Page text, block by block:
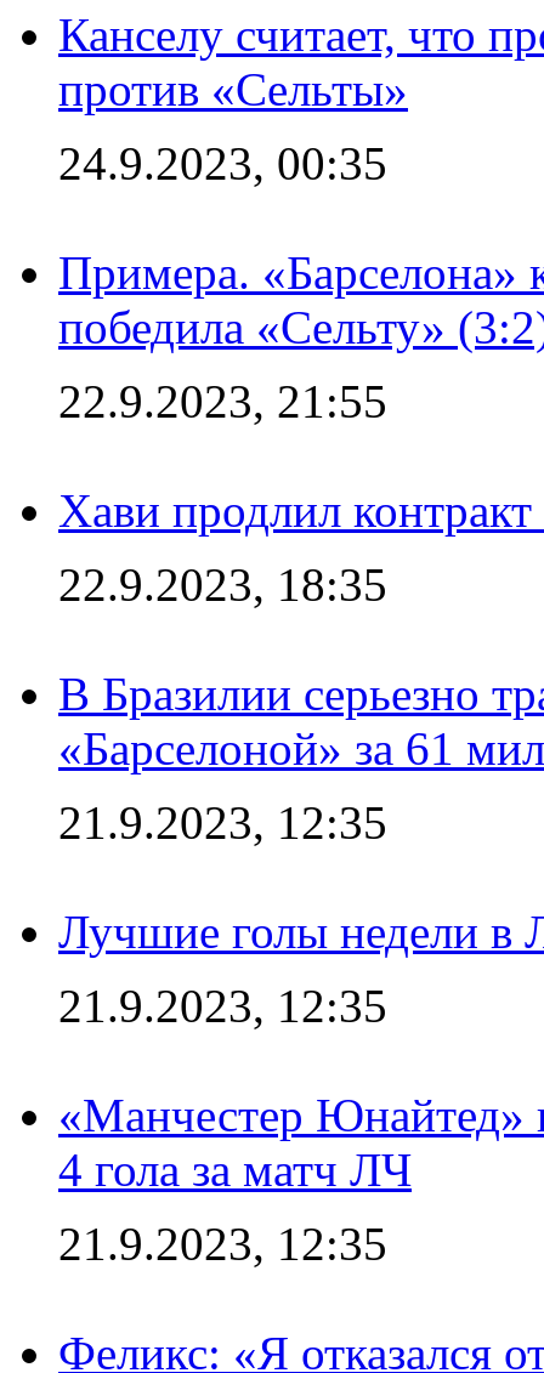
Канселу считает, что
против «Сельты»
24.9.2023, 00:35
Примера. «Барселона»
победила «Сельту»
22.9.2023, 21:55
Хави продлил
22.9.2023, 18:35
В Бразилии серьезно
«Барселоной» за 61
21.9.2023, 12:35
Лучшие голы недели в
21.9.2023, 12:35
«Манчестер Юнайтед»
4 гола за матч ЛЧ
21.9.2023, 12:35
Феликс: «Я отказался